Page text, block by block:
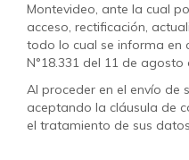
Montevideo, ante la cual
acceso, rectificación,
todo lo cual se informa en
N°18.331 del 11 de agosto
Al proceder en el envío de
aceptando la cláusula de
el tratamiento de sus